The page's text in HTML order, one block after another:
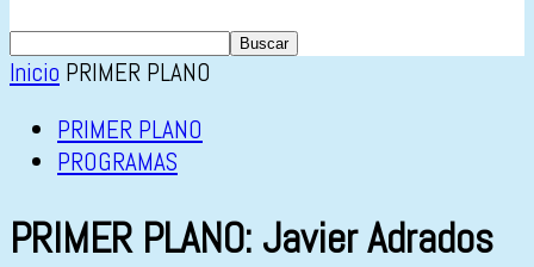
Inicio PRIMER PLANO
PRIMER PLANO
PROGRAMAS
PRIMER PLANO: Javier Adrados